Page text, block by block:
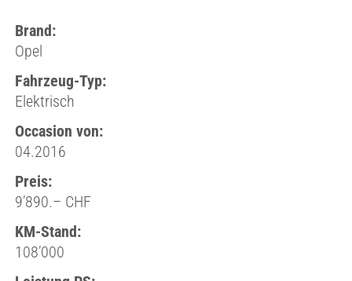
Brand:
Opel
Fahrzeug-Typ:
Elektrisch
Occasion von:
04.2016
Preis:
9’890.– CHF
KM-Stand:
108’000